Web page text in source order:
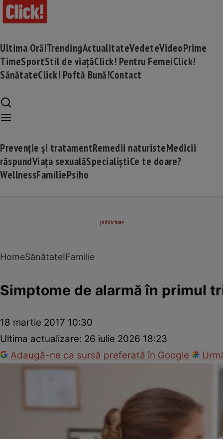
Ultima Oră!TrendingActualitateVedeteVideoPrime
TimeSportStil de viațăClick! Pentru FemeiClick!
SănătateClick! Poftă Bună!Contact
Prevenție și tratamentRemedii naturisteMedicii
răspundViața sexualăSpecialiștiCe te doare?
WellnessFamiliePsiho
HomeSănătate!Familie
Simptome de alarmă în primul
18 martie 2017 10:30
Ultima actualizare: 26 iulie 2026 18:23
Adaugă-ne ca sursă preferată în Google